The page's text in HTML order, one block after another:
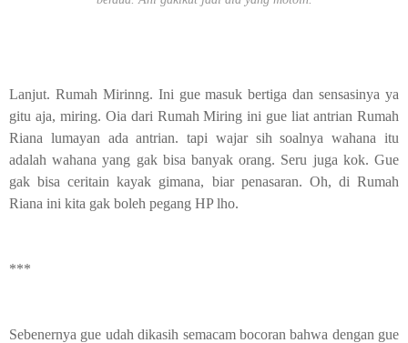
Lanjut. Rumah Mirinng. Ini gue masuk bertiga dan sensasinya ya
gitu aja, miring. Oia dari Rumah Miring ini gue liat antrian Rumah
Riana lumayan ada antrian. tapi wajar sih soalnya wahana itu
adalah wahana yang gak bisa banyak orang. Seru juga kok. Gue
gak bisa ceritain kayak gimana, biar penasaran. Oh, di Rumah
Riana ini kita gak boleh pegang HP lho.
***
Sebenernya gue udah dikasih semacam bocoran bahwa dengan gue